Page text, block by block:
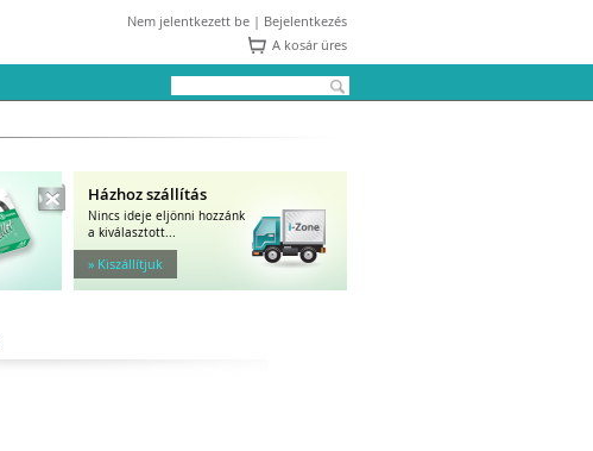
Nem jelentkezett be | Bejelentkezés
A kosár üres
Házhoz szállítás
Nincs ideje eljönni hozzánk
a kiválasztott...
» Kiszállítjuk